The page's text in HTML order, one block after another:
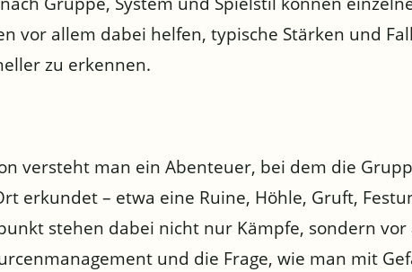
vor allem dabei helfen, typische Stärken und
zu erkennen.
versteht man ein Abenteuer, bei dem die
erkundet – etwa eine Ruine, Höhle, Gruft,
stehen dabei nicht nur Kämpfe, sondern vor
und die Frage, wie man mit